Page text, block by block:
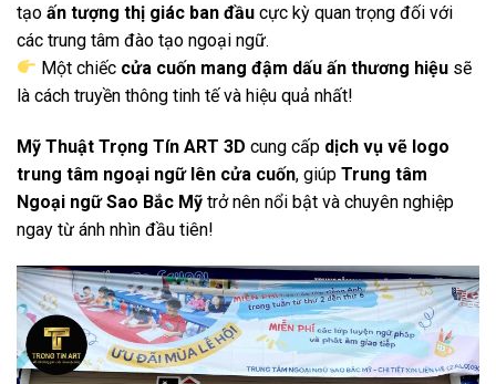
tạo ấn tượng thị giác ban đầu cực kỳ quan trọng đối với
các trung tâm đào tạo ngoại ngữ.
Một chiếc cửa cuốn mang đậm dấu ấn thương hiệu sẽ
là cách truyền thông tinh tế và hiệu quả nhất!
Mỹ Thuật Trọng Tín ART 3D cung cấp dịch vụ vẽ logo
trung tâm ngoại ngữ lên cửa cuốn, giúp Trung tâm
Ngoại ngữ Sao Bắc Mỹ trở nên nổi bật và chuyên nghiệp
ngay từ ánh nhìn đầu tiên!